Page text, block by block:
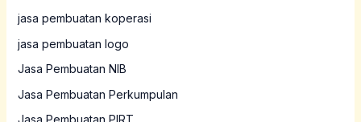
jasa pembuatan koperasi
jasa pembuatan logo
Jasa Pembuatan NIB
Jasa Pembuatan Perkumpulan